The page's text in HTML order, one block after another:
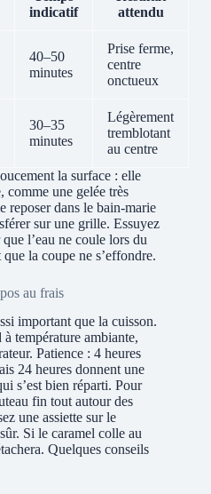
indicatif
attendu
40–50
minutes
Prise ferme,
centre
onctueux
30–35
minutes
Légèrement
tremblotant
au centre
la surface : elle
comme une gelée très
reposer dans le bain-marie
sur une grille. Essuyez
l’eau ne coule lors du
la coupe ne s’effondre.
au frais
important que la cuisson.
température ambiante,
Patience : 4 heures
24 heures donnent une
s’est bien réparti. Pour
fin tout autour des
une assiette sur le
Si le caramel colle au
Quelques conseils